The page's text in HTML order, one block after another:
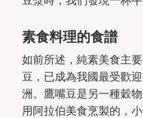
素食料理的食譜
如前所述，純素美食主
豆，已成為我國最受歡
洲。鷹嘴豆是另一種穀
用阿拉伯美食烹製的，